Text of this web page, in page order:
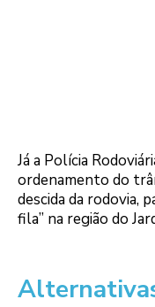
Já a Polícia
ordenamento do
descida da rodovia,
fila” na região do